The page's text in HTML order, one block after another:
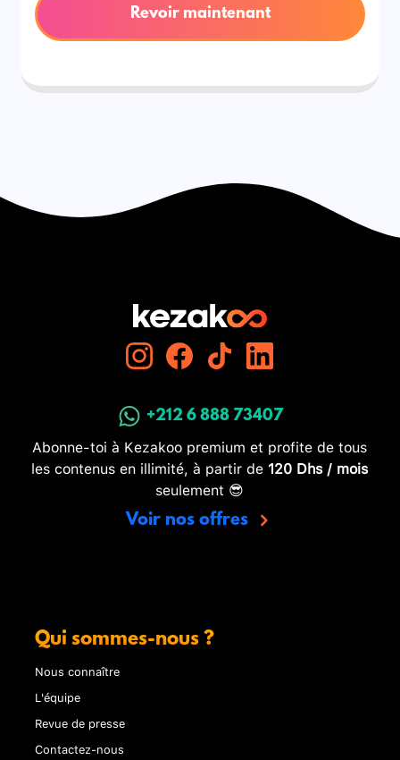
Revoir maintenant
+212 6 888 73407
Abonne-toi à Kezakoo premium et profite de tous
les contenus en illimité, à partir de 120 Dhs / mois
seulement 😎
Voir nos offres
Qui sommes-nous ?
Nous connaître
L'équipe
Revue de presse
Contactez-nous